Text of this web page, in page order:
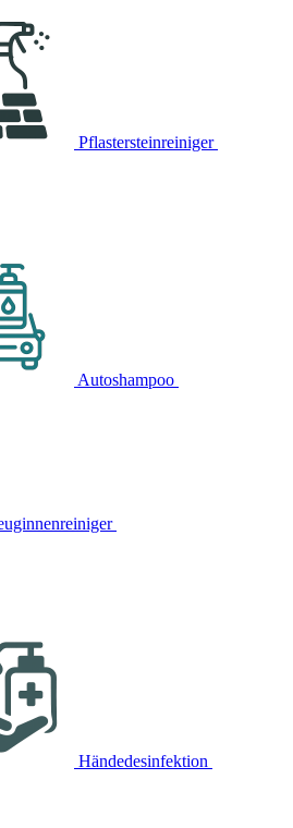
Pflastersteinreiniger
Autoshampoo
Händedesinfektion